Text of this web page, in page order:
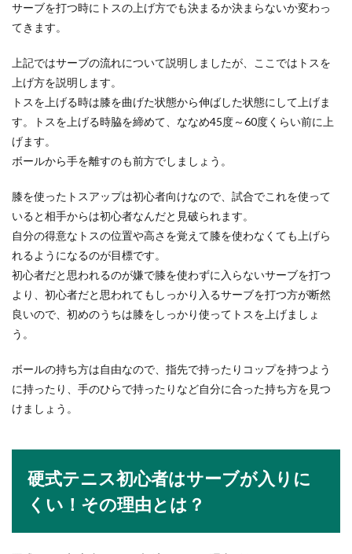
サーブを打つ時にトスの上げ方でも決まるか決まらないか変わっ
てきます。
上記ではサーブの流れについて説明しましたが、ここではトスを
上げ方を説明します。
トスを上げる時は膝を曲げた状態から伸ばした状態にして上げま
す。トスを上げる時脇を締めて、ななめ45度～60度くらい前に上
げます。
ボールから手を離すのも前方でしましょう。
膝を使ったトスアップは初心者向けなので、試合でこれを使って
いると相手からは初心者なんだと見破られます。
自分の得意なトスの位置や高さを覚えて膝を使わなくても上げら
れるようになるのが目標です。
初心者だと思われるのが嫌で膝を使わずに入らないサーブを打つ
より、初心者だと思われてもしっかり入るサーブを打つ方が断然
良いので、初めのうちは膝をしっかり使ってトスを上げましょ
う。
ボールの持ち方は自由なので、指先で持ったりコップを持つよう
に持ったり、手のひらで持ったりなど自分に合った持ち方を見つ
けましょう。
硬式テニス初心者はサーブが入りに
くい！その理由とは？